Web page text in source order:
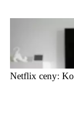
Netflix ceny: